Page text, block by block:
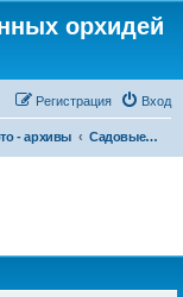
орхидей
Вход
Регистрация
- архивы Садовые растения